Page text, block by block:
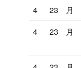
4
23 月
4
23 月